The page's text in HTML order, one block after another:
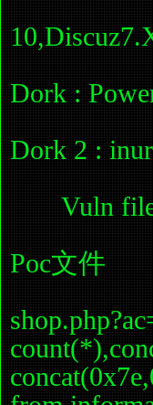
Dork :
Dork 2 :
Vuln file :
Poc文件